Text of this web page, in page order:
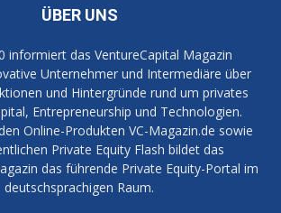
ÜBER UNS
informiert das VentureCapital Magazin
Unternehmer und Intermediäre über
und Hintergründe rund um privates
Entrepreneurship und Technologien.
Online-Produkten VC-Magazin.de sowie
Private Equity Flash bildet das
das führende Private Equity-Portal im
deutschsprachigen Raum.